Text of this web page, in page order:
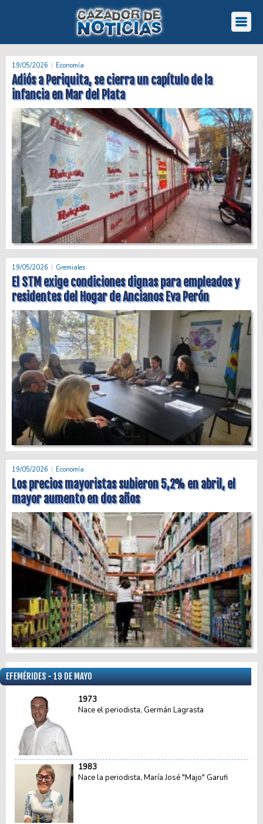
19/05/2026 Economía
Adiós a Periquita, se cierra un capítulo de la
infancia en Mar del Plata
19/05/2026 Gremiales
El STM exige condiciones dignas para empleados y
residentes del Hogar de Ancianos Eva Perón
19/05/2026 Economía
Los precios mayoristas subieron 5,2% en abril, el
mayor aumento en dos años
EFEMÉRIDES - 19 DE MAYO
1973
Nace el periodista, Germán Lagrasta
1983
Nace la periodista, María José "Majo" Garufi